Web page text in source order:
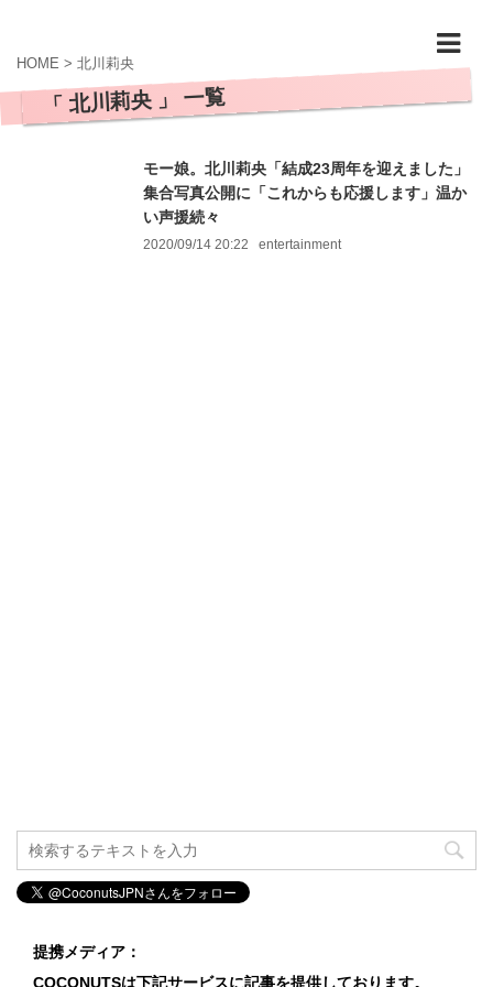
HOME > 北川莉央
「 北川莉央 」 一覧
モー娘。北川莉央「結成23周年を迎えました」
集合写真公開に「これからも応援します」温か
い声援続々
2020/09/14 20:22 entertainment
提携メディア：
COCONUTSは下記サービスに記事を提供しております。